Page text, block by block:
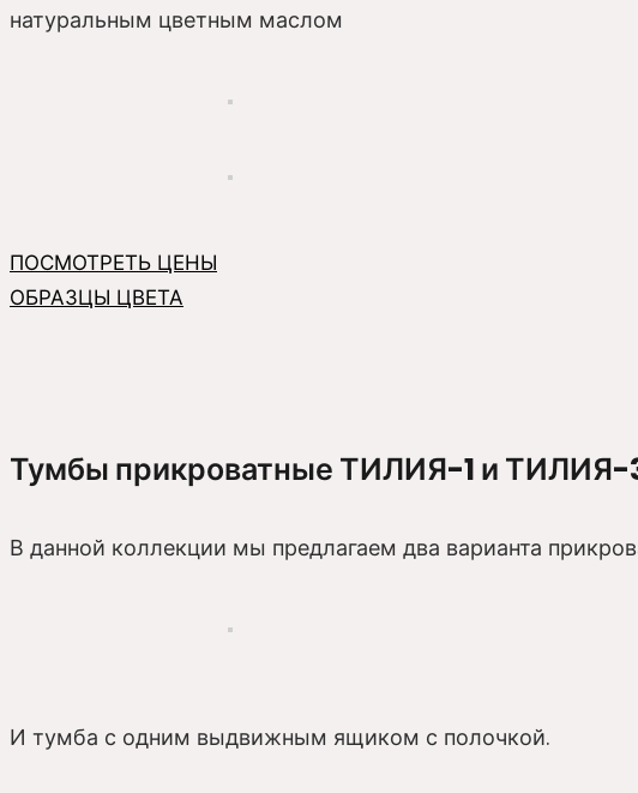
натуральным цветным маслом
ПОСМОТРЕТЬ ЦЕНЫ
ОБРАЗЦЫ ЦВЕТА
Тумбы прикроватные ТИЛИЯ-1 и ТИЛИЯ-
В данной коллекции мы предлагаем два варианта
И тумба с одним выдвижным ящиком с полочкой.